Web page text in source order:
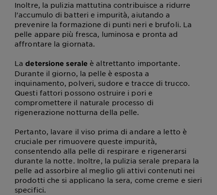
Inoltre, la pulizia mattutina contribuisce a ridurre
l'accumulo di batteri e impurità, aiutando a
prevenire la formazione di punti neri e brufoli. La
pelle appare più fresca, luminosa e pronta ad
affrontare la giornata.
Ladetersione serale è altrettanto importante.
Durante il giorno, la pelle è esposta a
inquinamento, polveri, sudore e tracce di trucco.
Questi fattori possono ostruire i pori e
compromettere il naturale processo di
rigenerazione notturna della pelle.
Pertanto, lavare il viso prima di andare a letto è
cruciale per rimuovere queste impurità,
consentendo alla pelle di respirare e rigenerarsi
durante la notte. Inoltre, la pulizia serale prepara la
pelle ad assorbire al meglio gli attivi contenuti nei
prodotti che si applicano la sera, come creme e sieri
specifici.